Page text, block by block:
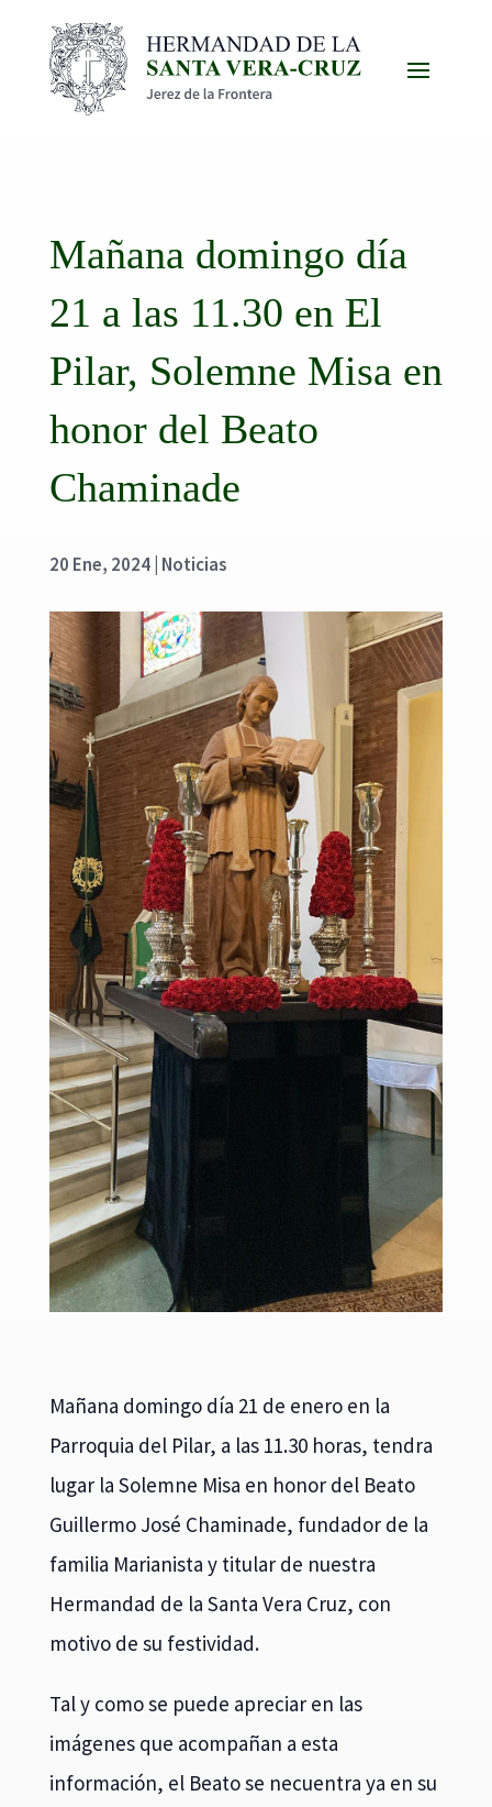
Mañana domingo día
21 a las 11.30 en El
Pilar, Solemne Misa en
honor del Beato
Chaminade
20 Ene, 2024| Noticias
Mañana domingo día 21 de enero en la
Parroquia del Pilar, a las 11.30 horas, tendra
lugar la Solemne Misa en honor del Beato
Guillermo José Chaminade, fundador de la
familia Marianista y titular de nuestra
Hermandad de la Santa Vera Cruz, con
motivo de su festividad.
Tal y como se puede apreciar en las
imágenes que acompañan a esta
información, el Beato se necuentra ya en su